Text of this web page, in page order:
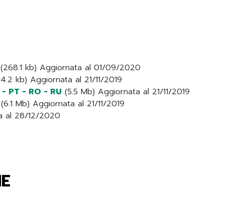
(268.1 kb) Aggiornata al 01/09/2020
kb) Aggiornata al 21/11/2019
PT - RO - RU (5.5 Mb) Aggiornata al 21/11/2019
(6.1 Mb) Aggiornata al 21/11/2019
al 28/12/2020